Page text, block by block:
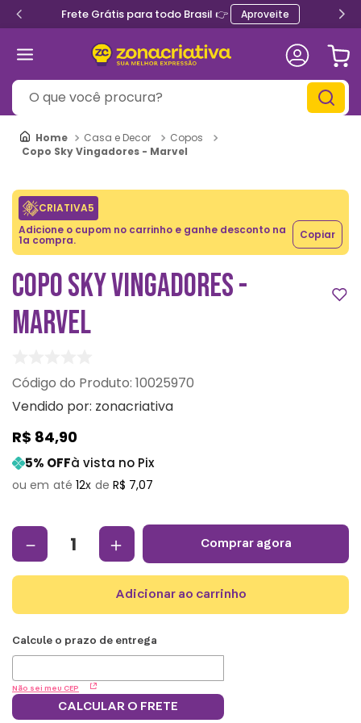
Frete Grátis para todo Brasil 👉 Aproveite
O que você procura?
Casa e Decor
Copos
Copo Sky Vingadores - Marvel
CRIATIVA5
Adicione o cupom no carrinho e ganhe desconto na
1a compra. Copiar
COPO SKY VINGADORES -
MARVEL
: 10025970
Vendido por: zonacriativa
R$ 84,90
5% OFFà vista no Pix
12 R$ 7,07
＋
－ comprar agora
adicionar ao carrinho
Não sei meu CEP
CALCULAR O FRETE